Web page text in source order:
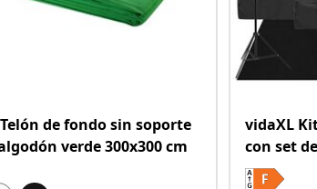
de fondo sin soporte
verde 300x300 cm
vidaXL
con set